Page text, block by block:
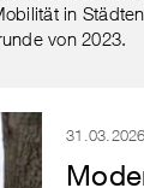
in
von 2023.